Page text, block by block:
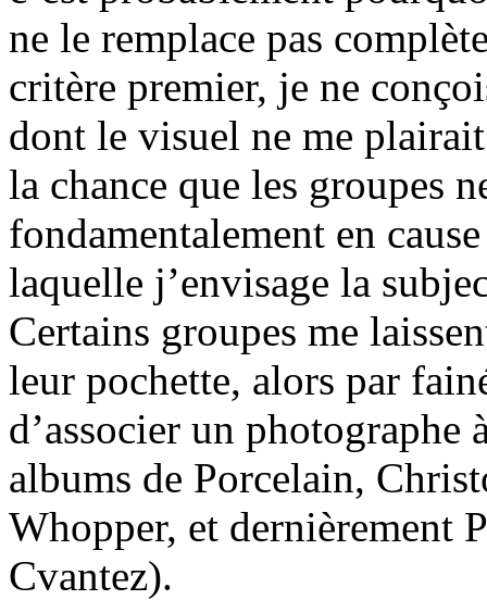
ne le remplace pas
critère premier, je ne
dont le visuel ne me
la chance que les groupes
fondamentalement en
laquelle j’envisage la
Certains groupes me
leur pochette, alors par
d’associer un
albums de Porcelain,
Whopper, et dernièrement
Cvantez).